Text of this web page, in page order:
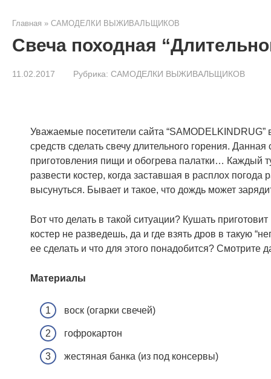
Главная » САМОДЕЛКИ ВЫЖИВАЛЬЩИКОВ
Свеча походная
11.02.2017 Рубрика: САМОДЕЛКИ ВЫЖИВАЛЬЩИКОВ
Уважаемые посетители сайта
средств сделать свечу длительного горения.
приготовления пищи и обогрева палатки… Каждый
развести костер, когда заставшая в расплох
высунуться. Бывает и такое, что дождь может
Вот что делать в такой ситуации? Кушать
костер не разведешь, да и где взять дров в такую
ее сделать и что для этого понадобится? Смотрите
Материалы
воск (огарки свечей)
гофрокартон
жестяная банка (из под консервы)